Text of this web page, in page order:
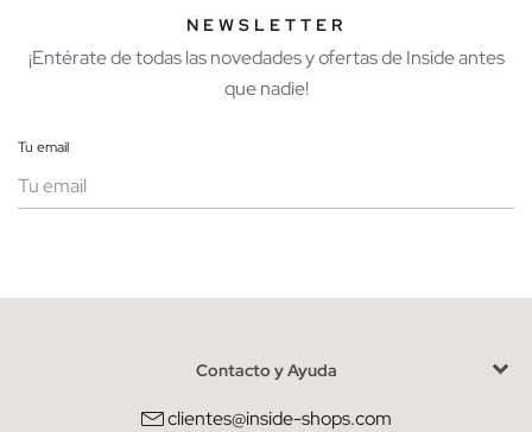
NEWSLETTER
¡Entérate de todas las novedades y ofertas de Inside antes
que nadie!
Tu email
He leído y entiendo lapolítica de privacidad
Contacto y Ayuda
clientes@inside-shops.com